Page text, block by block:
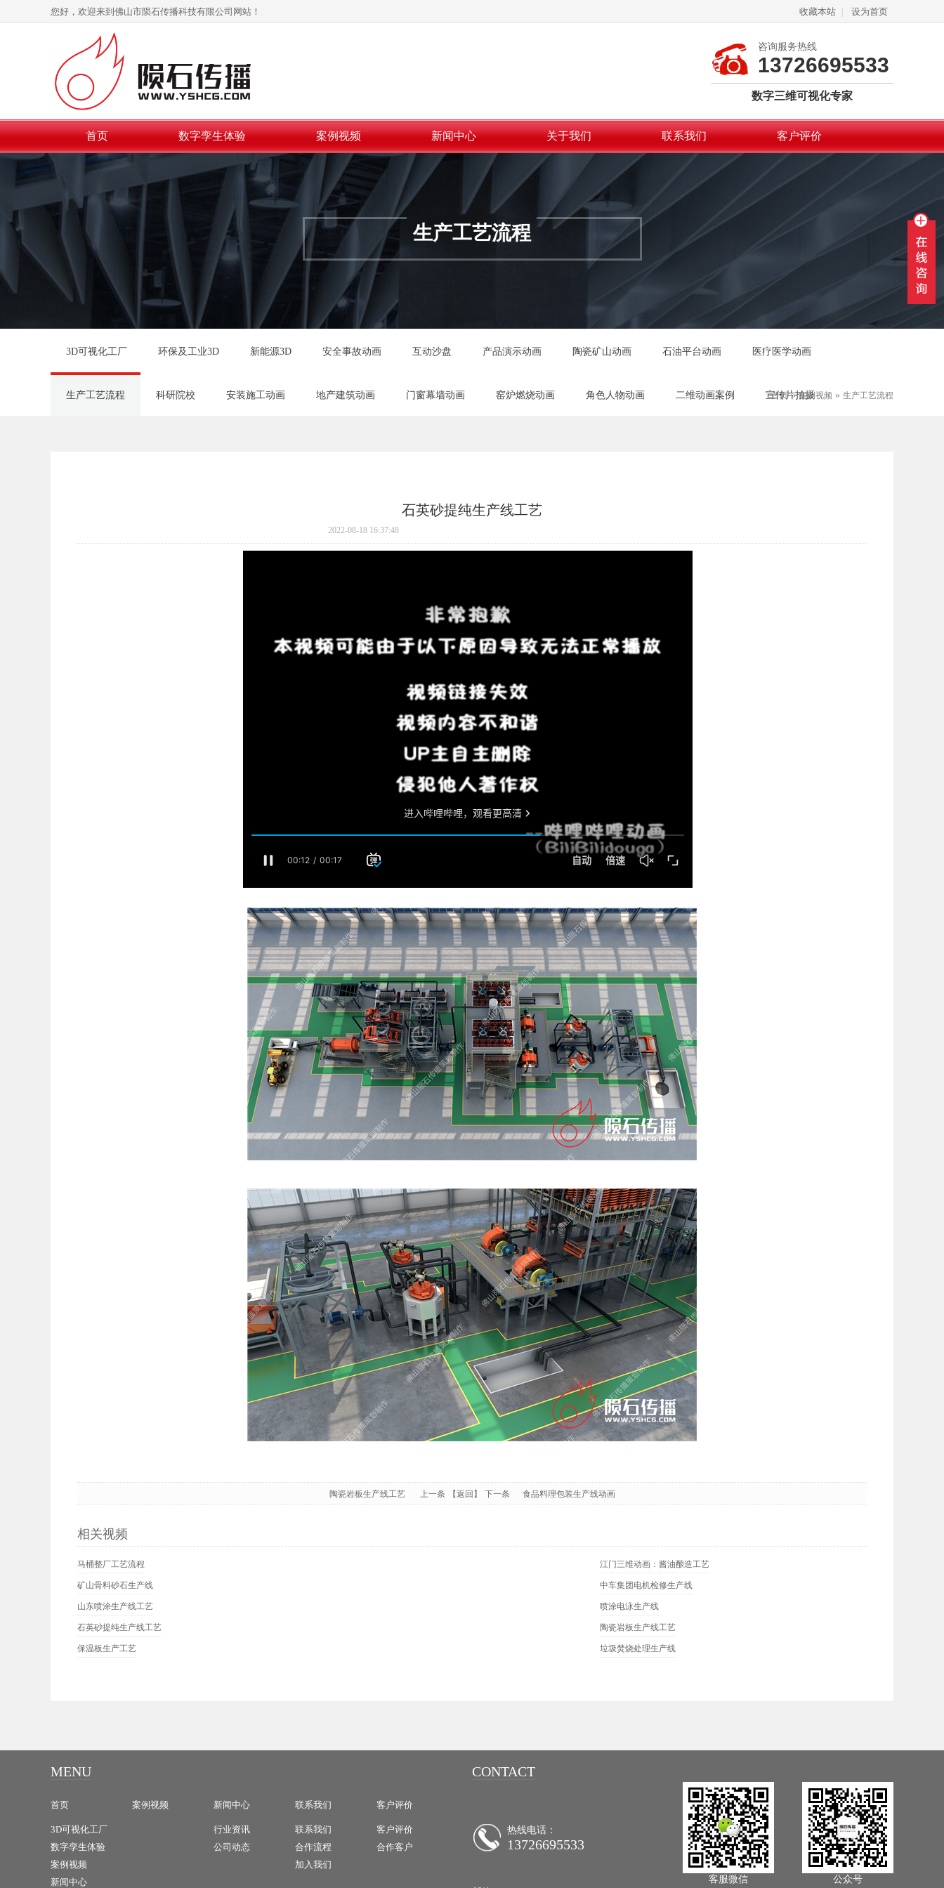
收藏本站 | 设为首页
您好，欢迎来到佛山市陨石传播科技有限公司网站！
咨询服务热线
13726695533
数字三维可视化专家
首页 数字孪生体验 案例视频 新闻中心 关于我们 联系我们 客户评价
生产工艺流程
3D可视化工厂 环保及工业3D 新能源3D 安全事故动画 互动沙盘 产品演示动画 陶瓷矿山动画 石油平台动画 医疗医学动画
生产工艺流程 科研院校 安装施工动画 地产建筑动画 门窗幕墙动画 窑炉燃烧动画 角色人物动画 二维动画案例 宣传片拍摄
首页»案例视频 » 生产工艺流程
石英砂提纯生产线工艺
2022-08-18 16:37:48
陶瓷岩板生产线工艺 上一条 【返回】 下一条 食品料理包装生产线动画
相关视频
马桶整厂工艺流程 江门三维动画：酱油酿造工艺
矿山骨料砂石生产线 中车集团电机检修生产线
山东喷涂生产线工艺 喷涂电泳生产线
石英砂提纯生产线工艺 陶瓷岩板生产线工艺
保温板生产工艺 垃圾焚烧处理生产线
MENU
首页
3D可视化工厂
数字孪生体验
案例视频
新闻中心
案例视频 新闻中心
行业资讯
公司动态
联系我们
联系我们
合作流程
加入我们
客户评价
客户评价
合作客户
CONTACT
热线电话：
13726695533
客服微信
公众号